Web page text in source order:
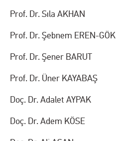
Prof. Dr. Sıla AKHAN
Prof. Dr. Şebnem EREN-GÖK
Prof. Dr. Şener BARUT
Prof. Dr. Üner KAYABAŞ
Doç. Dr. Adalet AYPAK
Doç. Dr. Adem KÖSE